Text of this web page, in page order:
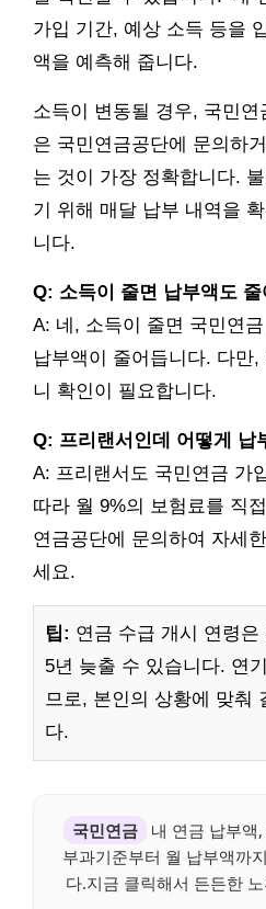
가입 기간, 예상 소득 등을
액을 예측해 줍니다.
소득이 변동될 경우, 국민
은 국민연금공단에 문의하
는 것이 가장 정확합니다.
기 위해 매달 납부 내역을
니다.
Q: 소득이 줄면 납부액도
A: 네, 소득이 줄면 국민연
납부액이 줄어듭니다. 다만
니 확인이 필요합니다.
Q: 프리랜서인데 어떻게 납
A: 프리랜서도 국민연금 가
따라 월 9%의 보험료를 직
연금공단에 문의하여 자세
세요.
팁: 연금 수급 개시 연령은
5년 늦출 수 있습니다. 연
므로, 본인의 상황에 맞춰
다.
국민연금
내 연금 납부액
부과기준부터 월 납부액까
다.지금 클릭해서 든든한